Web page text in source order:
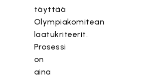
täyttää
Olympiakomitean
laatukriteerit.
Prosessi
on
aina